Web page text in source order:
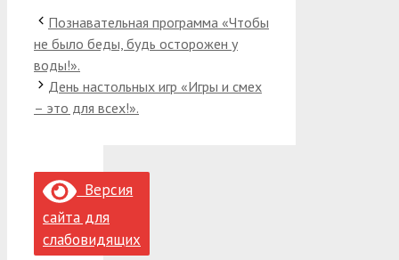
Познавательная программа «Чтобы
не было беды, будь осторожен у
воды!».
День настольных игр «Игры и смех
– это для всех!».
Версия
сайта для
слабовидящих